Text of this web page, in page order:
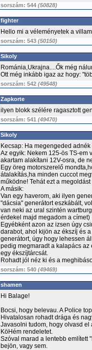
sorszám: 544 (50828)
fighter
Hello mi a véleményetek a
sorszám: 543 (50150)
Sikoly
Románia,Ukrajna....Ők még
Ott még inkább igaz az hogy:
sorszám: 542 (49548)
Zapkorte
ilyen blokk szélére ragasztott
sorszám: 541 (49470)
Sikoly
Kecsap: Ha megengeded
Az egyik: Nekem 125-ös TS-em
akartam alakítani 12V-osra, de
Egy öreg motorszerelő
átalakítás,ha minden cuccot
működne! Tehát ezt a
A másik:
Van egy haverom, aki ilyen
"dácsia" generátort eszkábált,
van neki az ural szintén
érdekel majd megadom a címet)
Egyébként azon az izsen úgy
darabot, ahol kijön az ékszíj és
generátort, úgy hogy lehessen
pedig megmaradt a kalapács
egy ékszíjtárcsát.
Rohadt jól néz ki és a
sorszám: 540 (49469)
shamen
Hi Balage!
Bocsi, hogy belevau. A Police
Hivatalosan rohadt drága és
Javasolni tudom, hogy olvasd
KöHém rendeletet.
Szóval marad a lentebb említett
bejön, vagy sem.